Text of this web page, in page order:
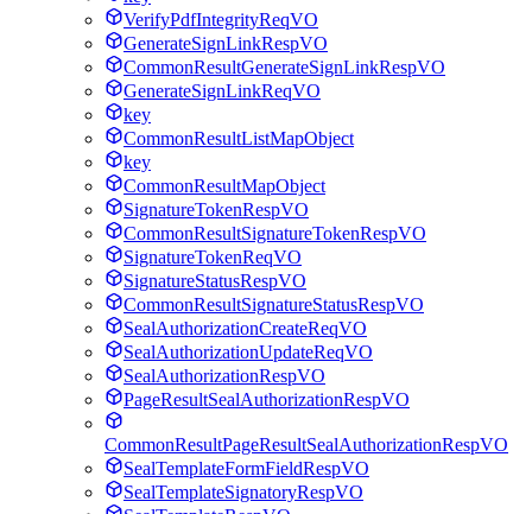
VerifyPdfIntegrityReqVO
GenerateSignLinkRespVO
CommonResultGenerateSignLinkRespVO
GenerateSignLinkReqVO
key
CommonResultListMapObject
key
CommonResultMapObject
SignatureTokenRespVO
CommonResultSignatureTokenRespVO
SignatureTokenReqVO
SignatureStatusRespVO
CommonResultSignatureStatusRespVO
SealAuthorizationCreateReqVO
SealAuthorizationUpdateReqVO
SealAuthorizationRespVO
PageResultSealAuthorizationRespVO
CommonResultPageResultSealAuthorizationRespVO
SealTemplateFormFieldRespVO
SealTemplateSignatoryRespVO